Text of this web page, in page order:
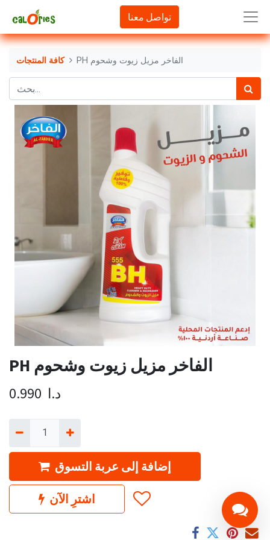
تواصل معنا
كافة المنتجات PH الفاخر مزيل زيوت وشحوم
PH الفاخر مزيل زيوت وشحوم
0.990 د.ا
إضافة إلى عربة التسوق
اشترِ الآن